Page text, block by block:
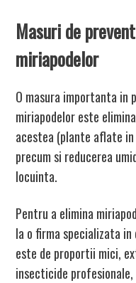
Masuri de
miriapodelor
O masura importanta in
miriapodelor este
acestea (plante aflate
precum si reducerea
locuinta.
Pentru a elimina
la o firma specializata
este de proportii mici,
insecticide